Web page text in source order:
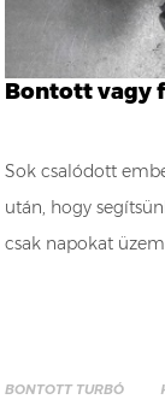
Bontott vagy
Sok csalódott
után, hogy
csak napokat
BONTOTT TURBÓ